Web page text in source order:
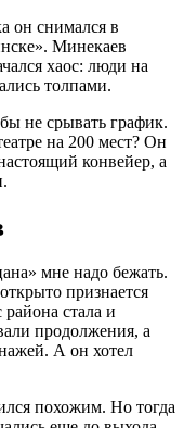
он снимался в
Минекаев
хаос: люди на
толпами.
не срывать график.
на 200 мест? Он
конвейер, а
мне надо бежать.
признается
стала и
продолжения, а
А он хотел
похожим. Но тогда